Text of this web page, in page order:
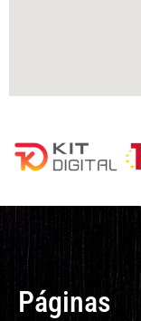
Páginas